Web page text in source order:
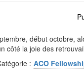
début octobre,
côté la joie des
: ACO